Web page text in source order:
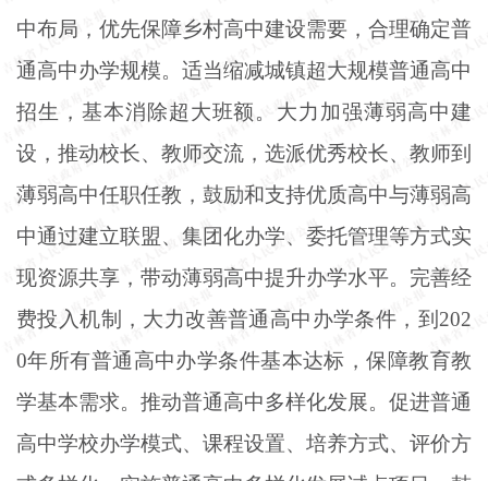
中布局，优先保障乡村高中建设需要，合理确定普
通高中办学规模。适当缩减城镇超大规模普通高中
招生，基本消除超大班额。大力加强薄弱高中建
设，推动校长、教师交流，选派优秀校长、教师到
薄弱高中任职任教，鼓励和支持优质高中与薄弱高
中通过建立联盟、集团化办学、委托管理等方式实
现资源共享，带动薄弱高中提升办学水平。完善经
费投入机制，大力改善普通高中办学条件，到 202
0年所有普通高中办学条件基本达标，保障教育教
学基本需求。推动普通高中多样化发展。促进普通
高中学校办学模式、课程设置、培养方式、评价方